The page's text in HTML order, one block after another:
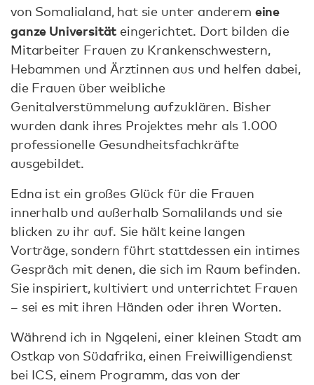
von Somalialand, hat sie unter anderem eine
ganze Universität eingerichtet. Dort bilden die
Mitarbeiter Frauen zu Krankenschwestern,
Hebammen und Ärztinnen aus und helfen dabei,
die Frauen über weibliche
Genitalverstümmelung aufzuklären. Bisher
wurden dank ihres Projektes mehr als 1.000
professionelle Gesundheitsfachkräfte
ausgebildet.
Edna ist ein großes Glück für die Frauen
innerhalb und außerhalb Somalilands und sie
blicken zu ihr auf. Sie hält keine langen
Vorträge, sondern führt stattdessen ein intimes
Gespräch mit denen, die sich im Raum befinden.
Sie inspiriert, kultiviert und unterrichtet Frauen
– sei es mit ihren Händen oder ihren Worten.
Während ich in Ngqeleni, einer kleinen Stadt am
Ostkap von Südafrika, einen Freiwilligendienst
bei ICS, einem Programm, das von der